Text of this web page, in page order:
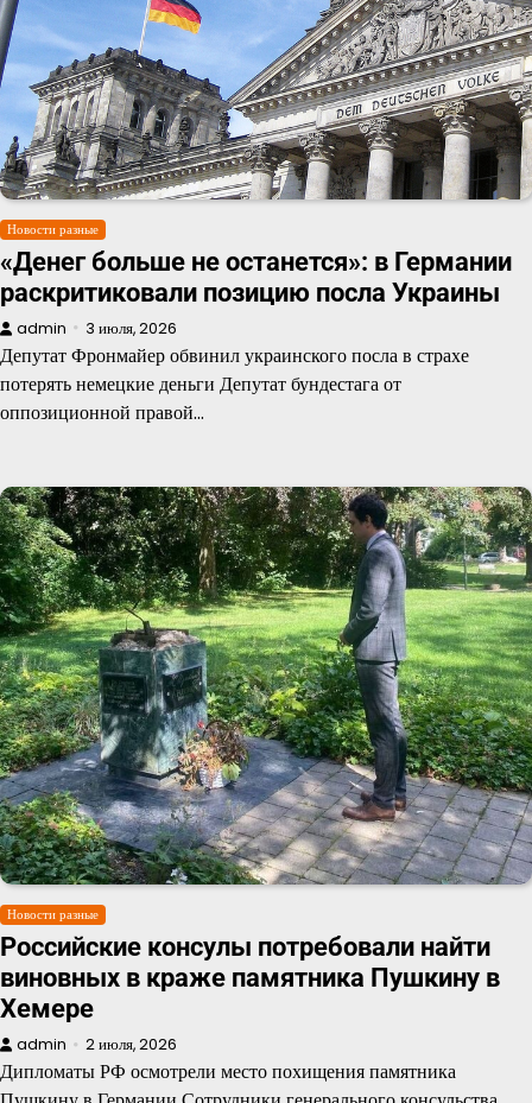
Новости разные
«Денег больше не останется»: в Германии
раскритиковали позицию посла Украины
admin 3 июля, 2026
Депутат Фронмайер обвинил украинского посла в страхе
потерять немецкие деньги Депутат бундестага от
оппозиционной правой…
Новости разные
Российские консулы потребовали найти
виновных в краже памятника Пушкину в
Хемере
admin 2 июля, 2026
Дипломаты РФ осмотрели место похищения памятника